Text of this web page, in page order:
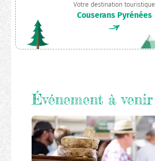
Votre destination touristique
Couserans Pyrénées
Événement à venir